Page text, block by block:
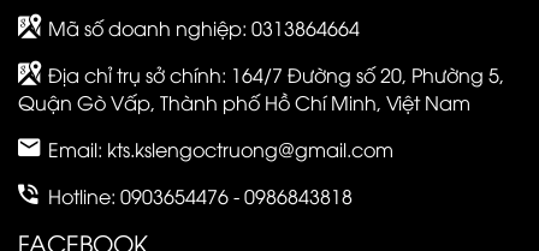
Mã số doanh nghiệp: 0313864664
Địa chỉ trụ sở chính: 164/7 Đường số 20, Phường 5,
Quận Gò Vấp, Thành phố Hồ Chí Minh, Việt Nam
Email: kts.kslengoctruong@gmail.com
Hotline: 0903654476 - 0986843818
FACEBOOK